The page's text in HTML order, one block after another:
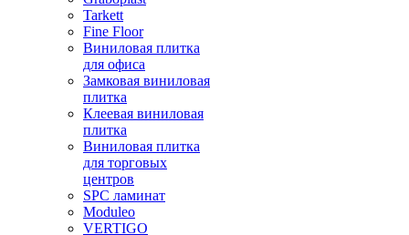
Tarkett
Fine Floor
Виниловая плитка
для офиса
Замковая виниловая
плитка
Клеевая виниловая
плитка
Виниловая плитка
для торговых
центров
SPC ламинат
Moduleo
VERTIGO